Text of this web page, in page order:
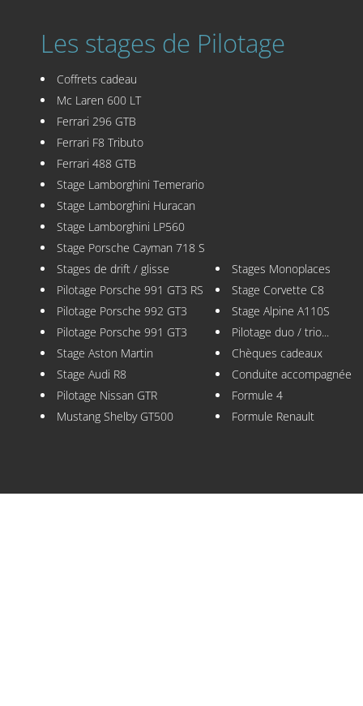
Les stages de Pilotage
Coffrets cadeau
Mc Laren 600 LT
Ferrari 296 GTB
Ferrari F8 Tributo
Ferrari 488 GTB
Stage Lamborghini Temerario
Stage Lamborghini Huracan
Stage Lamborghini LP560
Stage Porsche Cayman 718 S
Stages de drift / glisse
Pilotage Porsche 991 GT3 RS
Pilotage Porsche 992 GT3
Pilotage Porsche 991 GT3
Stage Aston Martin
Stage Audi R8
Pilotage Nissan GTR
Mustang Shelby GT500
Stages Monoplaces
Stage Corvette C8
Stage Alpine A110S
Pilotage duo / trio...
Chèques cadeaux
Conduite accompagnée
Formule 4
Formule Renault